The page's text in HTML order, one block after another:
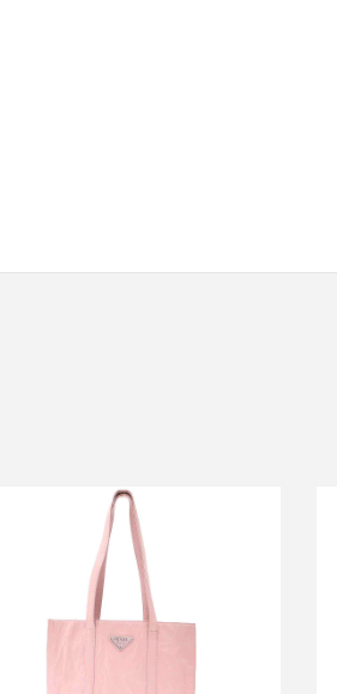
プラダ リンクル レザートートバッグ
買取金額42,000円